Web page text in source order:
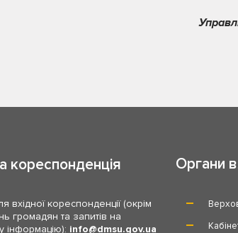
кореспонденція
вхідної кореспонденції (окрім
громадян та запитів на
інформацію): info
dmsu.gov.ua
Органи